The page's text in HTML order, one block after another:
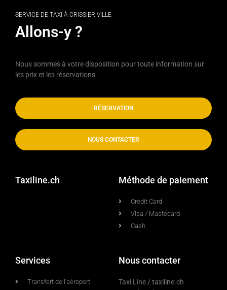
SERVICE DE TAXI À CRISSIER VILLE
Allons-y ?
Nous sommes à votre disposition pour toute information sur
les prix et les réservations.
RÉSERVATION
NOUS CONTACTER
Taxiline.ch Méthode de paiement
Credit Card
Visa / Mastecard
Cash
Services
Transfert de l'aéroport
Nous contacter
Taxi Line / taxiline.ch